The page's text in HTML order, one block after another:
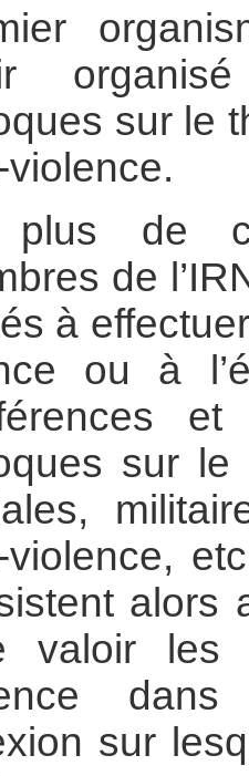
sur le
violence.
plus de
de
à
ou à
sur le
violence,
alors
valoir les
sur